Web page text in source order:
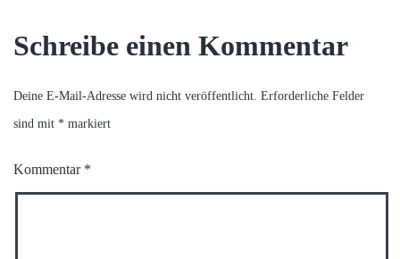
Schreibe einen Kommentar
Deine E-Mail-Adresse wird nicht veröffentlicht. Erforderliche Felder
sind mit * markiert
Kommentar *